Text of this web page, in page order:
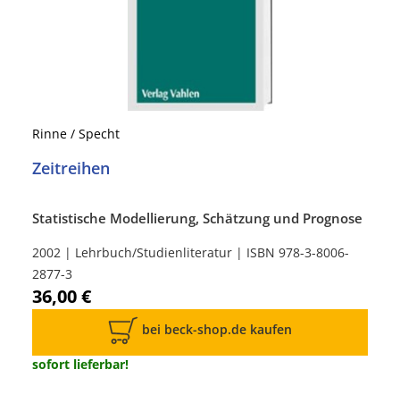
Rinne / Specht
Zeitreihen
Statistische Modellierung, Schätzung und Prognose
2002 | Lehrbuch/Studienliteratur | ISBN 978-3-8006-
2877-3
36,00 €
bei beck-shop.de kaufen
sofort lieferbar!